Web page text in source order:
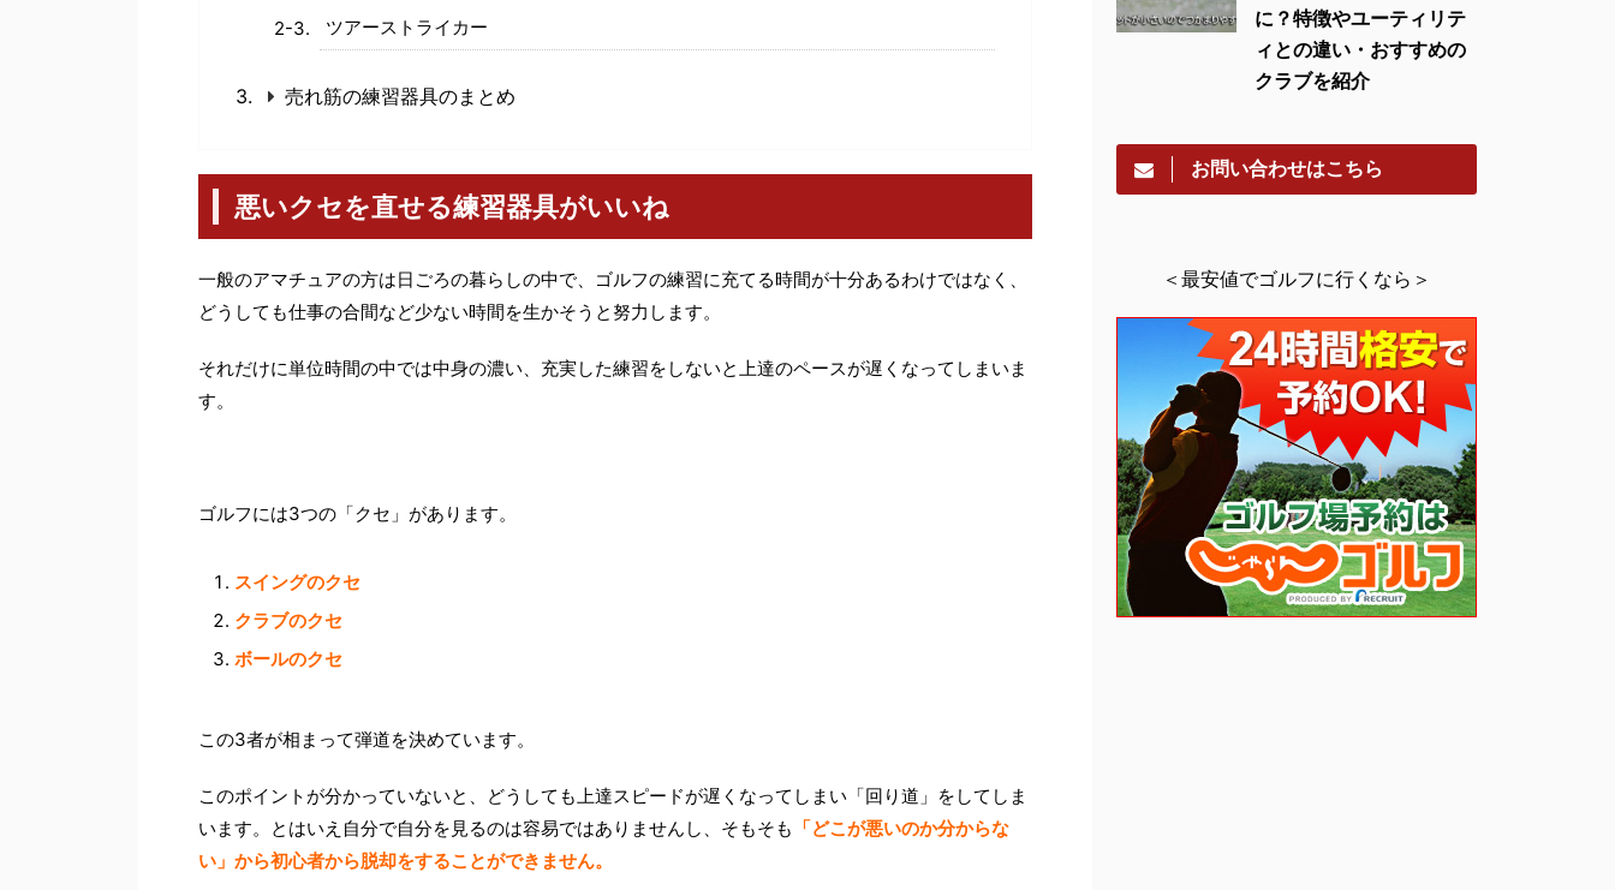
ツアーストライカー
売れ筋の練習器具のまとめ
悪いクセを直せる練習器具がいいね
一般のアマチュアの方は日ごろの暮らしの中で、ゴルフの練習に充てる時間が十分あるわけではなく、
どうしても仕事の合間など少ない時間を生かそうと努力します。
それだけに単位時間の中では中身の濃い、充実した練習をしないと上達のペースが遅くなってしまいま
す。
ゴルフには3つの「クセ」があります。
スイングのクセ
クラブのクセ
ボールのクセ
この3者が相まって弾道を決めています。
このポイントが分かっていないと、どうしても上達スピードが遅くなってしまい「回り道」をしてしま
います。とはいえ自分で自分を見るのは容易ではありませんし、そもそも 「どこが悪いのか分からな
い」から初心者から脱却をすることができません。
に？特徴やユーティリテ
ィとの違い・おすすめの
クラブを紹介
お問い合わせはこちら
＜最安値でゴルフに行くなら＞